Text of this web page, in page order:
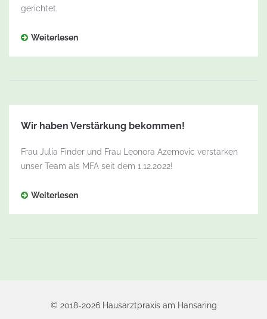
gerichtet.
Weiterlesen
Wir haben Verstärkung bekommen!
Frau Julia Finder und Frau Leonora Azemovic verstärken
unser Team als MFA seit dem 1.12.2022!
Weiterlesen
© 2018-2026 Hausarztpraxis am Hansaring